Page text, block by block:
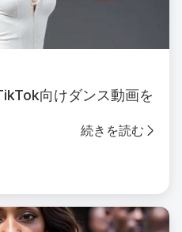
向けダンス動画を
続きを読む